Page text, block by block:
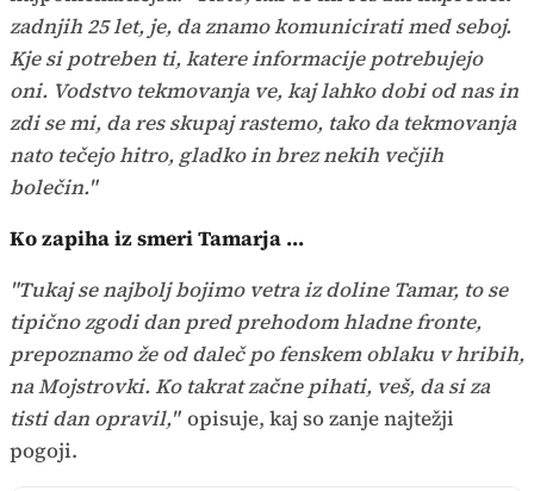
zadnjih 25 let, je, da znamo komunicirati med seboj.
Kje si potreben ti, katere informacije potrebujejo
oni. Vodstvo tekmovanja ve, kaj lahko dobi od nas in
zdi se mi, da res skupaj rastemo, tako da tekmovanja
nato tečejo hitro, gladko in brez nekih večjih
bolečin."
Ko zapiha iz smeri Tamarja ...
"Tukaj se najbolj bojimo vetra iz doline Tamar, to se
tipično zgodi dan pred prehodom hladne fronte,
prepoznamo že od daleč po fenskem oblaku v hribih,
na Mojstrovki. Ko takrat začne pihati, veš, da si za
tisti dan opravil," opisuje, kaj so zanje najtežji
pogoji.